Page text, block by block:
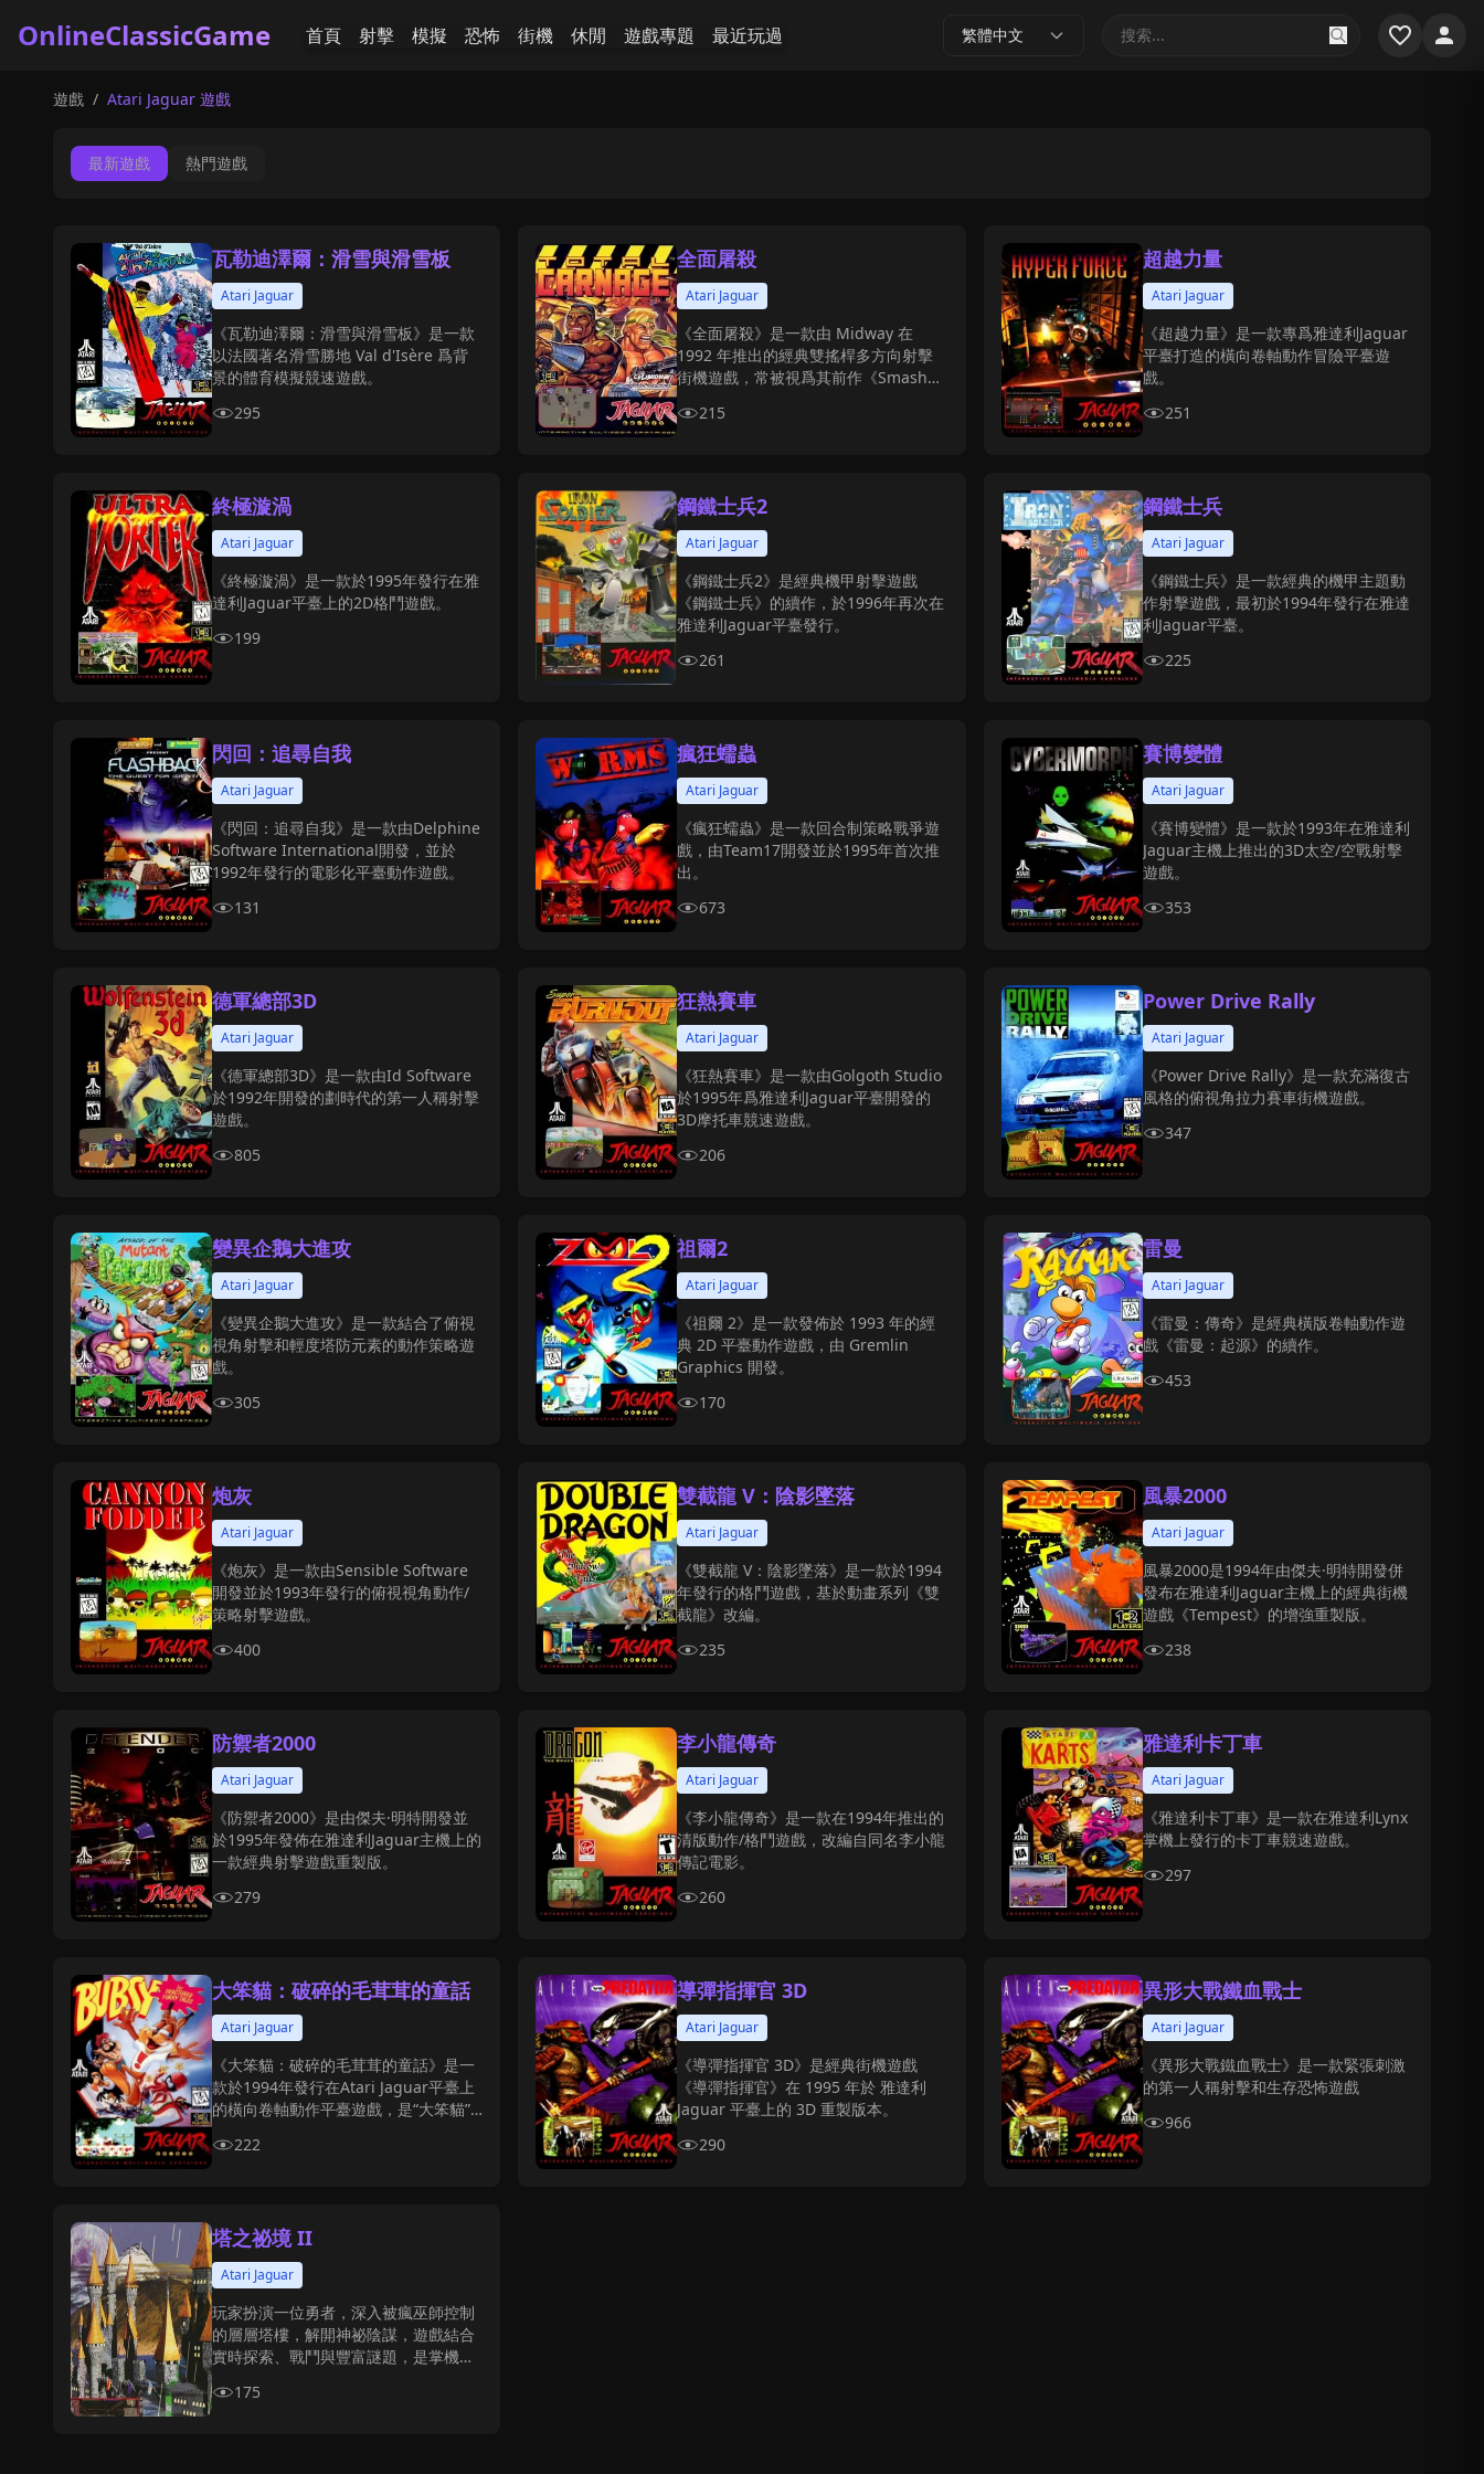
OnlineClassicGame 首頁 射擊 模擬 恐怖 街機 休閒 遊戲專題 最近玩過 繁體中文
遊戲 / Atari Jaguar 遊戲
最新遊戲 熱門遊戲
瓦勒迪澤爾：滑雪與滑雪板
Atari Jaguar
《瓦勒迪澤爾：滑雪與滑雪板》是一款
以法國著名滑雪勝地 Val d'Isère 爲背
景的體育模擬競速遊戲。
295
全面屠殺
Atari Jaguar
《全面屠殺》是一款由 Midway 在
1992 年推出的經典雙搖桿多方向射擊
街機遊戲，常被視爲其前作《Smash
215
超越力量
Atari Jaguar
《超越力量》是一款專爲雅達利Jaguar
平臺打造的橫向卷軸動作冒險平臺遊
戲。
251
終極漩渦
Atari Jaguar
《終極漩渦》是一款於1995年發行在雅
達利Jaguar平臺上的2D格鬥遊戲。
199
鋼鐵士兵2
Atari Jaguar
《鋼鐵士兵2》是經典機甲射擊遊戲
《鋼鐵士兵》的續作，於1996年再次在
雅達利Jaguar平臺發行。
261
鋼鐵士兵
Atari Jaguar
《鋼鐵士兵》是一款經典的機甲主題動
作射擊遊戲，最初於1994年發行在雅達
利Jaguar平臺。
225
閃回：追尋自我
Atari Jaguar
《閃回：追尋自我》是一款由Delphine
Software International開發，並於
1992年發行的電影化平臺動作遊戲。
131
瘋狂蠕蟲
Atari Jaguar
《瘋狂蠕蟲》是一款回合制策略戰爭遊
戲，由Team17開發並於1995年首次推
出。
673
賽博變體
Atari Jaguar
《賽博變體》是一款於1993年在雅達利
Jaguar主機上推出的3D太空/空戰射擊
遊戲。
353
德軍總部3D
Atari Jaguar
《德軍總部3D》是一款由Id Software
於1992年開發的劃時代的第一人稱射擊
遊戲。
805
狂熱賽車
Atari Jaguar
《狂熱賽車》是一款由Golgoth Studio
於1995年爲雅達利Jaguar平臺開發的
3D摩托車競速遊戲。
206
Power Drive Rally
Atari Jaguar
《Power Drive Rally》是一款充滿復古
風格的俯視角拉力賽車街機遊戲。
347
變異企鵝大進攻
Atari Jaguar
《變異企鵝大進攻》是一款結合了俯視
視角射擊和輕度塔防元素的動作策略遊
戲。
305
祖爾2
Atari Jaguar
《祖爾 2》是一款發佈於 1993 年的經
典 2D 平臺動作遊戲，由 Gremlin
Graphics 開發。
170
雷曼
Atari Jaguar
《雷曼：傳奇》是經典橫版卷軸動作遊
戲《雷曼：起源》的續作。
453
炮灰
Atari Jaguar
《炮灰》是一款由Sensible Software
開發並於1993年發行的俯視視角動作/
策略射擊遊戲。
400
雙截龍 V：陰影墜落
Atari Jaguar
《雙截龍 V：陰影墜落》是一款於1994
年發行的格鬥遊戲，基於動畫系列《雙
截龍》改編。
235
風暴2000
Atari Jaguar
風暴2000是1994年由傑夫·明特開發併
發布在雅達利Jaguar主機上的經典街機
遊戲《Tempest》的增強重製版。
238
防禦者2000
Atari Jaguar
《防禦者2000》是由傑夫·明特開發並
於1995年發佈在雅達利Jaguar主機上的
一款經典射擊遊戲重製版。
279
李小龍傳奇
Atari Jaguar
《李小龍傳奇》是一款在1994年推出的
清版動作/格鬥遊戲，改編自同名李小龍
傳記電影。
260
雅達利卡丁車
Atari Jaguar
《雅達利卡丁車》是一款在雅達利Lynx
掌機上發行的卡丁車競速遊戲。
297
大笨貓：破碎的毛茸茸的童話
Atari Jaguar
《大笨貓：破碎的毛茸茸的童話》是一
款於1994年發行在Atari Jaguar平臺上
的橫向卷軸動作平臺遊戲，是“大笨貓”
222
導彈指揮官 3D
Atari Jaguar
《導彈指揮官 3D》是經典街機遊戲
《導彈指揮官》在 1995 年於 雅達利
Jaguar 平臺上的 3D 重製版本。
290
異形大戰鐵血戰士
Atari Jaguar
《異形大戰鐵血戰士》是一款緊張刺激
的第一人稱射擊和生存恐怖遊戲
966
塔之祕境 II
Atari Jaguar
玩家扮演一位勇者，深入被瘋巫師控制
的層層塔樓，解開神祕陰謀，遊戲結合
實時探索、戰鬥與豐富謎題，是掌機與
175